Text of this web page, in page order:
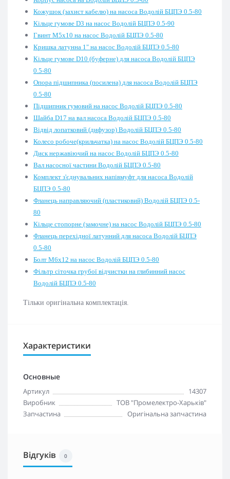
Кожушок (захист кабелю) на насоса Водолій БЦПЭ 0.5-80
Кільце гумове D3 на насос Водолій БЦПЭ 0.5-90
Гвинт М5х10 на насос Водолій БЦПЭ 0.5-80
Кришка латунна 1" на насос Водолій БЦПЭ 0.5-80
Кільце гумове D10 (буферне) для насоса Водолій БЦПЭ
0.5-80
Опора підшипника (посилена) для насоса Водолій БЦПЭ
0.5-80
Підшипник гумовий на насос Водолій БЦПЭ 0.5-80
Шайба D17 на вал насоса Водолій БЦПЭ 0.5-80
Відвід лопатковий (дифузор) Водолій БЦПЭ 0.5-80
Колесо робоче(крильчатка) на насос Водолій БЦПЭ 0.5-80
Диск нержавіючий на насос Водолій БЦПЭ 0.5-80
Вал насосної частини Водолій БЦПЭ 0.5-80
Комплект з'єднувальних напівмуфт для насоса Водолій
БЦПЭ 0.5-80
Фланець направляючий (пластиковий) Водолій БЦПЭ 0.5-
80
Кільце стопорне (замочне) на насос Водолій БЦПЭ 0.5-80
Фланець перехідної латунний для насоса Водолій БЦПЭ
0.5-80
Болт М6х12 на насос Водолій БЦПЭ 0.5-80
Фільтр сіточка грубої відчистки на глибинний насос
Водолій БЦПЭ 0.5-80
Тільки оригінальна комплектація.
Характеристики
Основные
Артикул
14307
Виробник
ТОВ "Промелектро-Харьків"
Запчастина
Оригінальна запчастина
Відгуків 0